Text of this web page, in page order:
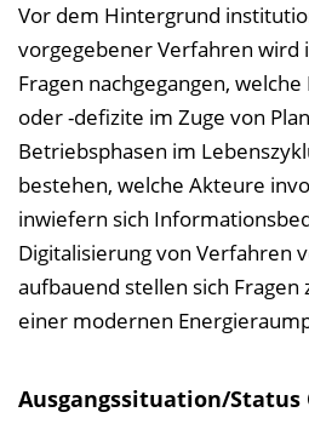
Vor dem Hintergrund
vorgegebener Verfahren wird
Fragen nachgegangen,
oder -defizite im Zuge von
Betriebsphasen im
bestehen, welche Akteure
inwiefern sich
Digitalisierung von Verfahren
aufbauend stellen sich
einer modernen
Ausgangssituation/Status